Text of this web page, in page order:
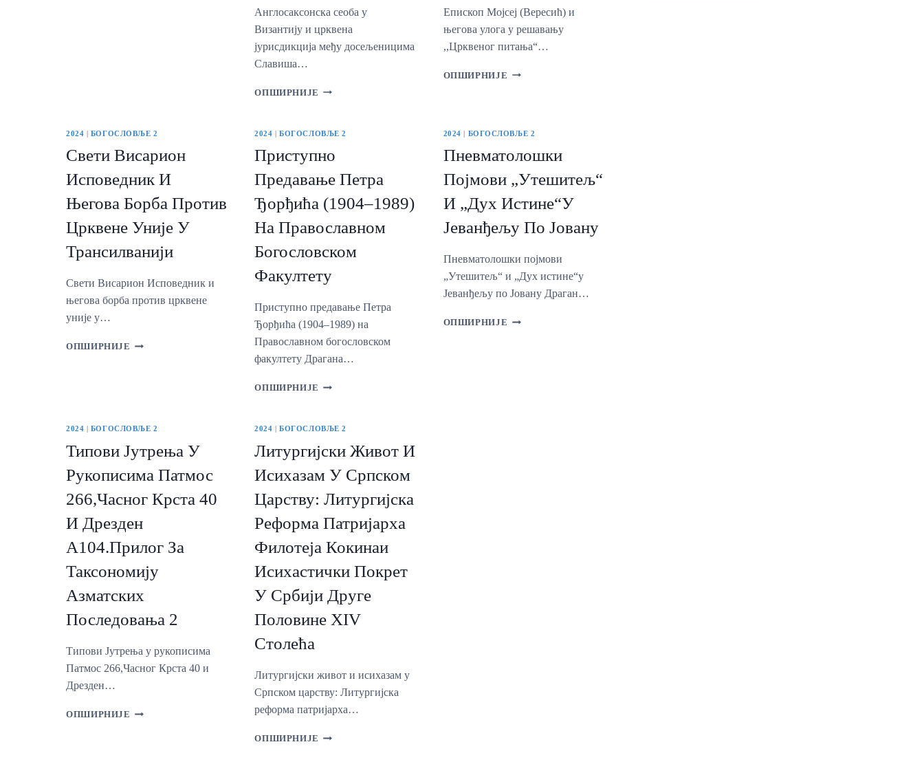
Англосаксонска сеоба у
Византију и црквена
јурисдикција међу досељеницима
Славиша…
ОПШИРНИЈЕ АНГЛОСАКСОНСКА
ВИЗАНТИЈУ
ЦРКВЕНА
ЈУРИСДИКЦИЈА
МЕЂУ
ДОСЕЉЕНИЦИМА
Епископ Мојсеј (Вересић) и
његова улога у решавању
,,Црквеног питања“…
ОПШИРНИЈЕ ЕПИСКОП
У
,,ЦРКВЕНОГ
ПИТАЊА“
У
КНЕЖЕВИНИ
СРБИЈИ
2024 | БОГОСЛОВЉЕ 2
Свети Висарион
Исповедник И
Његова Борба Против
Црквене Уније У
Трансилванији
Свети Висарион Исповедник и
његова борба против црквене
уније у…
ОПШИРНИЈЕ СВЕТИ
ПРОТИВ
УНИЈЕ
ТРАНСИЛВАНИЈИ
2024 |БОГОСЛОВЉЕ 2
Приступно
Предавање Петра
Ђорђића (1904‒1989)
На Православном
Богословском
Факултету
Приступно предавање Петра
Ђорђића (1904‒1989) на
Православном богословском
факултету Драгана…
ОПШИРНИЈЕ ПРИСТУПНО
ЂОРЂИЋА
1989)
ПРАВОСЛАВНОМ
БОГОСЛОВСКОМ
ФАКУЛТЕТУ
2024 | БОГОСЛОВЉЕ 2
Пневматолошки
Појмови „Утешитељ“
И „Дух Истине“у
Јеванђељу По Јовану
Пневматолошки појмови
„Утешитељ“ и „Дух истине“у
Јеванђељу по Јовану Драган…
ОПШИРНИЈЕ ПНЕВМАТОЛОШКИ
2024 БОГОСЛОВЉЕ 2
Типови Јутрења У
Рукописима Патмос
266,Часног Крста 40
И Дрезден
А104.Прилог За
Таксономију
Азматских
Последовања 2
Типови Јутрења у рукописима
Патмос 266,Часног Крста 40 и
Дрезден…
ОПШИРНИЈЕ ТИПОВИ
2024 |БОГОСЛОВЉЕ 2
Литургијски Живот И
Исихазам У Српском
Царству: Литургијска
Реформа Патријарха
Филотеја Кокинаи
Исихастички Покрет
У Србији Друге
Половине XIV
Столећа
Литургијски живот и исихазам у
Српском царству: Литургијска
реформа патријарха…
ОПШИРНИЈЕ ЛИТУРГИЈСКИ